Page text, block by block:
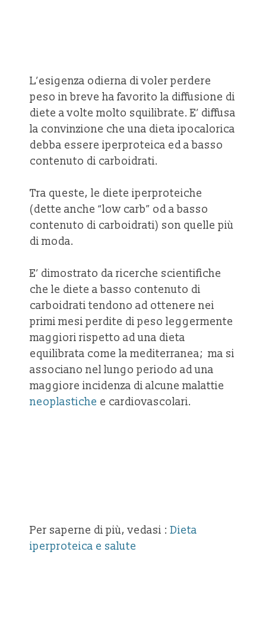
L’esigenza odierna di voler perdere
peso in breve ha favorito la diffusione di
diete a volte molto squilibrate. E’ diffusa
la convinzione che una dieta ipocalorica
debba essere iperproteica ed a basso
contenuto di carboidrati.
Tra queste, le diete iperproteiche
(dette anche “low carb” od a basso
contenuto di carboidrati) son quelle più
di moda.
E’ dimostrato da ricerche scientifiche
che le diete a basso contenuto di
carboidrati tendono ad ottenere nei
primi mesi perdite di peso leggermente
maggiori rispetto ad una dieta
equilibrata come la mediterranea; ma si
associano nel lungo periodo ad una
maggiore incidenza di alcune malattie
neoplastiche e cardiovascolari.
Per saperne di più, vedasi : Dieta
iperproteica e salute